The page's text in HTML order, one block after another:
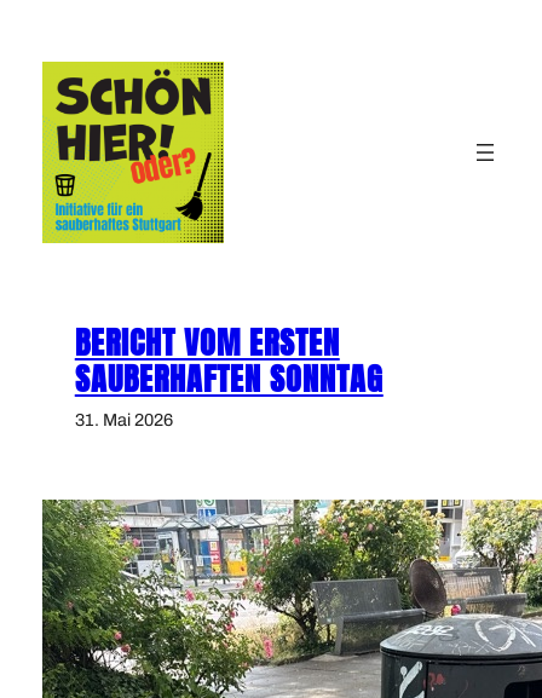
springen
BERICHT VOM ERSTEN
SAUBERHAFTEN SONNTAG
31. Mai 2026